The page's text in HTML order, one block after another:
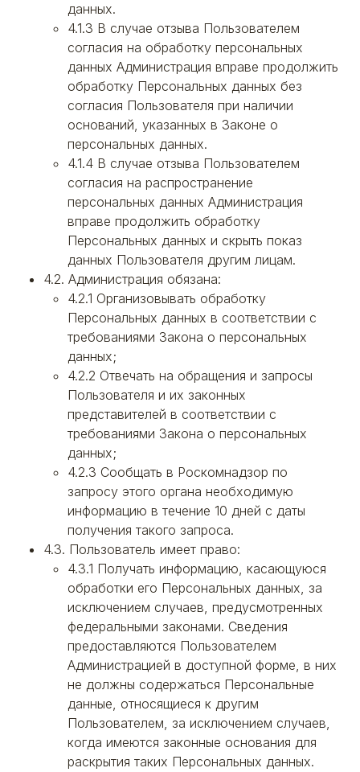
данных.
4.1.3 В случае отзыва Пользователем
согласия на обработку персональных
данных Администрация вправе продолжить
обработку Персональных данных без
согласия Пользователя при наличии
оснований, указанных в Законе о
персональных данных.
4.1.4 В случае отзыва Пользователем
согласия на распространение
персональных данных Администрация
вправе продолжить обработку
Персональных данных и скрыть показ
данных Пользователя другим лицам.
4.2. Администрация обязана:
4.2.1 Организовывать обработку
Персональных данных в соответствии с
требованиями Закона о персональных
данных;
4.2.2 Отвечать на обращения и запросы
Пользователя и их законных
представителей в соответствии с
требованиями Закона о персональных
данных;
4.2.3 Сообщать в Роскомнадзор по
запросу этого органа необходимую
информацию в течение 10 дней с даты
получения такого запроса.
4.3. Пользователь имеет право:
4.3.1 Получать информацию, касающуюся
обработки его Персональных данных, за
исключением случаев, предусмотренных
федеральными законами. Сведения
предоставляются Пользователем
Администрацией в доступной форме, в них
не должны содержаться Персональные
данные, относящиеся к другим
Пользователем, за исключением случаев,
когда имеются законные основания для
раскрытия таких Персональных данных.